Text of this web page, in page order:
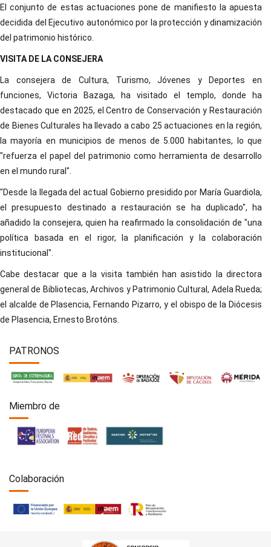
El conjunto de estas actuaciones pone de manifiesto la apuesta
decidida del Ejecutivo autonómico por la protección y dinamización
del patrimonio histórico.
VISITA DE LA CONSEJERA
La consejera de Cultura, Turismo, Jóvenes y Deportes en
funciones, Victoria Bazaga, ha visitado el templo, donde ha
destacado que en 2025, el Centro de Conservación y Restauración
de Bienes Culturales ha llevado a cabo 25 actuaciones en la región,
la mayoría en municipios de menos de 5.000 habitantes, lo que
"refuerza el papel del patrimonio como herramienta de desarrollo
en el mundo rural".
"Desde la llegada del actual Gobierno presidido por María Guardiola,
el presupuesto destinado a restauración se ha duplicado", ha
añadido la consejera, quien ha reafirmado la consolidación de "una
política basada en el rigor, la planificación y la colaboración
institucional".
Cabe destacar que a la visita también han asistido la directora
general de Bibliotecas, Archivos y Patrimonio Cultural, Adela Rueda;
el alcalde de Plasencia, Fernando Pizarro, y el obispo de la Diócesis
de Plasencia, Ernesto Brotóns.
PATRONOS
Miembro de
Colaboración